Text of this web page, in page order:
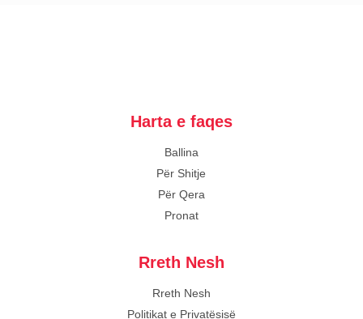
Harta e faqes
Ballina
Për Shitje
Për Qera
Pronat
Rreth Nesh
Rreth Nesh
Politikat e Privatësisë